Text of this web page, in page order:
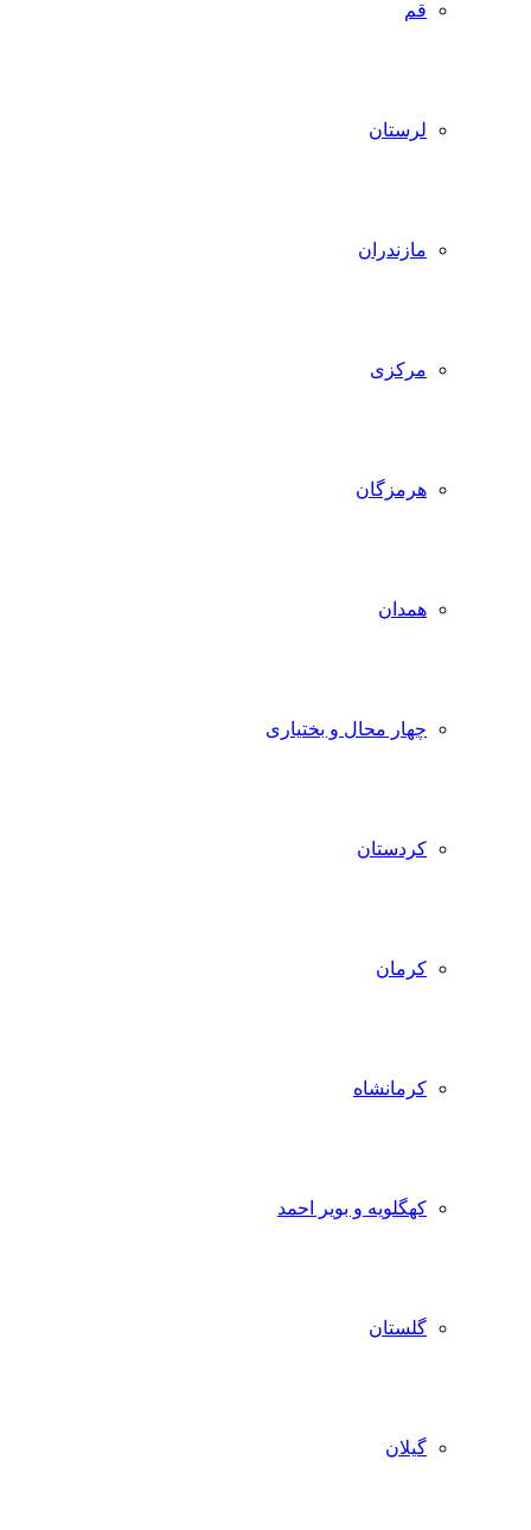
قم
لرستان
مازندران
مرکزی
هرمزگان
همدان
چهار محال و بختیاری
کردستان
کرمان
کرمانشاه
کهگلویه و بویر احمد
گلستان
گیلان